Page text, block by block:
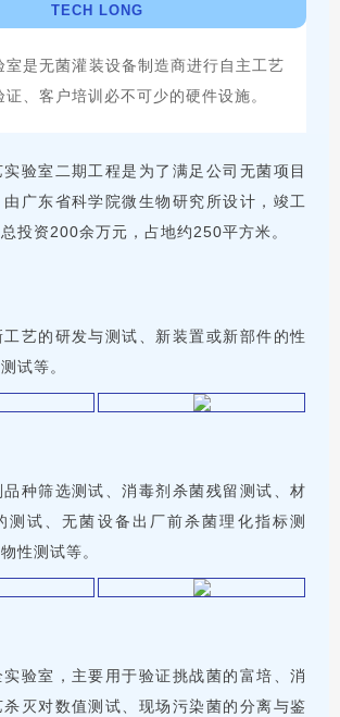
TECH LONG
室是无菌灌装设备制造商进行自主工艺
、客户培训必不可少的硬件设施。
验室二期工程是为了满足公司无菌项目
广东省科学院微生物研究所设计，竣工
投资200余万元，占地约250平方米。
艺的研发与测试、新装置或新部件的性
试等。
种筛选测试、消毒剂杀菌残留测试、材
测试、无菌设备出厂前杀菌理化指标测
性测试等。
验室，主要用于验证挑战菌的富培、消
灭对数值测试、现场污染菌的分离与鉴